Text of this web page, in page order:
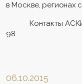
в Москве, регионах
Контакты
98.
06.10.2015